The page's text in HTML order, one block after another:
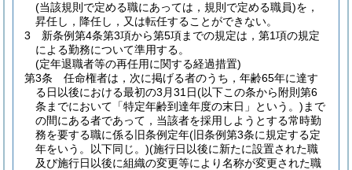
(当該規則で定める職にあっては，規則で定める職員)を，
昇任し，降任し，又は転任することができない。
3
新条例第4条第3項から第5項までの規定は，第1項の規定
による勤務について準用する。
(定年退職者等の再任用に関する経過措置)
第3条
任命権者は，次に掲げる者のうち，年齢65年に達す
る日以後における最初の3月31日(以下この条から附則第6
条までにおいて「特定年齢到達年度の末日」という。) まで
の間にある者であって，当該者を採用しようとする常時勤
務を要する職に係る旧条例定年(旧条例第3条に規定する定
年をいう。以下同じ。)(施行日以後に新たに設置された職
及び施行日以後に組織の変更等により名称が変更された職